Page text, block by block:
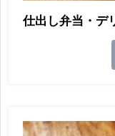
仕出し弁当・デ